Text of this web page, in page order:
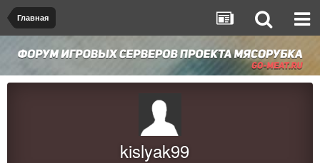
Главная
kislyak99